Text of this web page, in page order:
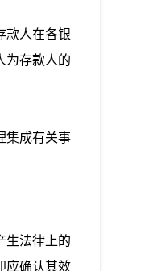
款人在各银
为存款人的
集成有关事
法律上的
应确认其效